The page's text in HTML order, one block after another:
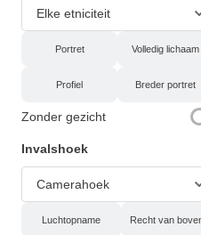
Elke etniciteit
Portret Volledig lichaam
Profiel Breder portret
Zonder gezicht
Invalshoek
Camerahoek
Luchtopname Recht van